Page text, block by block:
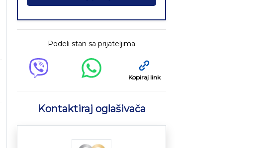
Podeli stan sa prijateljima
Kopiraj link
Kontaktiraj oglašivača